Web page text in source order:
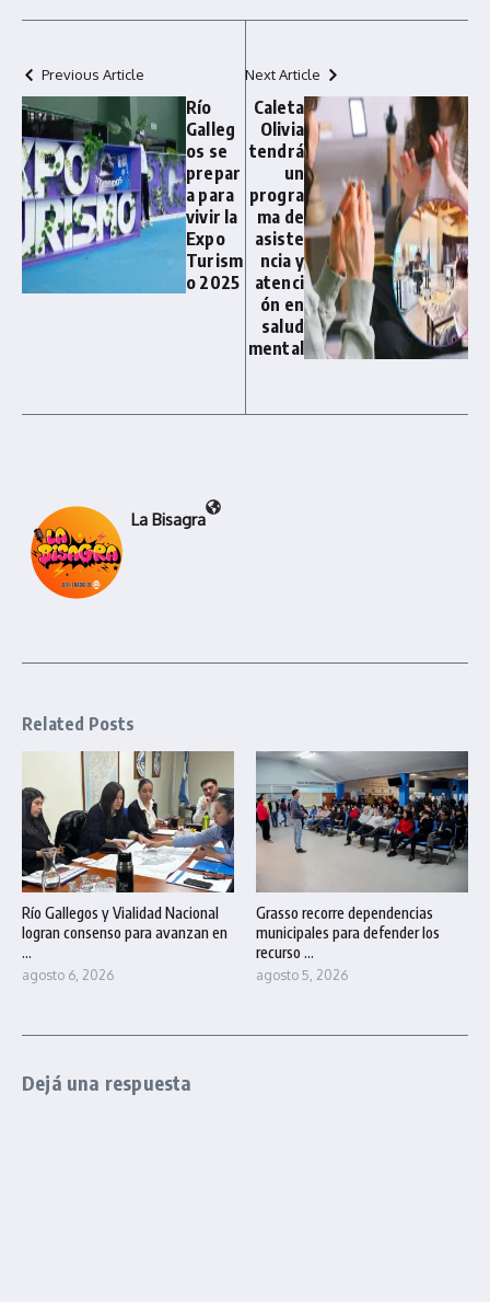
Previous Article
Río
Galleg
os se
prepar
a para
vivir la
Expo
Turism
o 2025
Next Article
Caleta
Olivia
tendrá
un
progra
ma de
asiste
ncia y
atenci
ón en
salud
mental
La Bisagra
Related Posts
Río Gallegos y Vialidad Nacional
logran consenso para avanzan en
...
agosto 6, 2026
Grasso recorre dependencias
municipales para defender los
recurso ...
agosto 5, 2026
Dejá una respuesta